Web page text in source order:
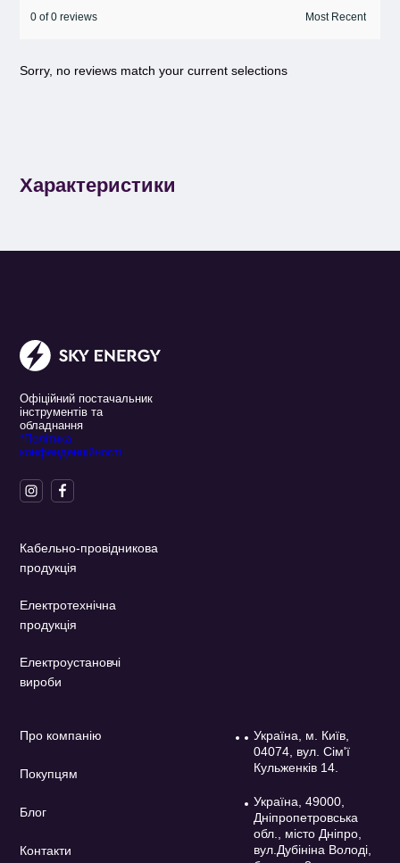
0 of 0 reviews
Sorry, no reviews match your current selections
Характеристики
Офіційний постачальник
інструментів та
обладнання
*Політика
конфенденційності
Кабельно-провідникова
продукція
Електротехнічна
продукція
Електроустановчі
вироби
Про компанію
Покупцям
Блог
Контакти
Україна, м. Київ,
04074, вул. Сім'ї
Кульженків 14.
Україна, 49000,
Дніпропетровська
обл., місто Дніпро,
вул.Дубініна Володі,